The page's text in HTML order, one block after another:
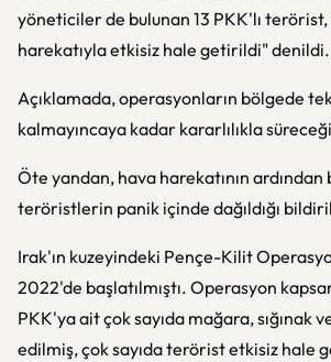
yöneticiler de bulunan 13 PKK'lı
harekatıyla etkisiz hale getirildi" denildi.
Açıklamada, operasyonların bölgede
kalmayıncaya kadar kararlılıkla
Öte yandan, hava harekatının ardından
teröristlerin panik içinde dağıldığı
Irak'ın kuzeyindeki Pençe-Kilit
2022'de başlatılmıştı. Operasyon
PKK'ya ait çok sayıda mağara, sığınak
edilmiş, çok sayıda terörist etkisiz hale